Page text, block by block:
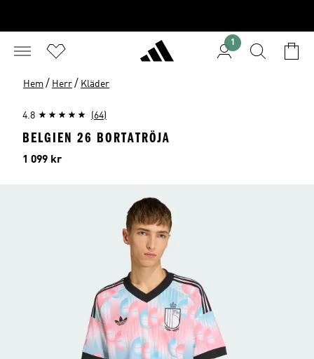
1
Hem / Herr / Kläder
4.8 (64)
BELGIEN 26 BORTATRÖJA
Pris
1 099 kr